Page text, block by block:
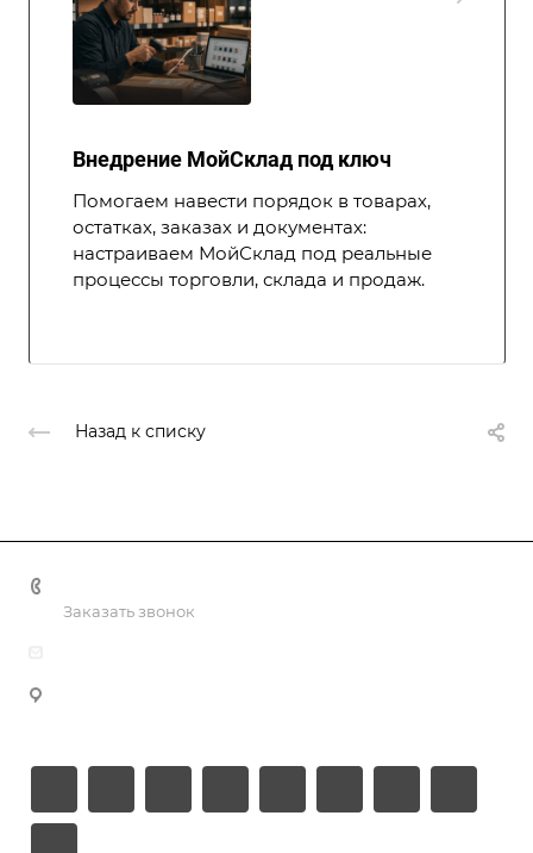
Внедрение МойСклад под ключ
Помогаем навести порядок в товарах,
остатках, заказах и документах:
настраиваем МойСклад под реальные
процессы торговли, склада и продаж.
Назад к списку
Заказать звонок